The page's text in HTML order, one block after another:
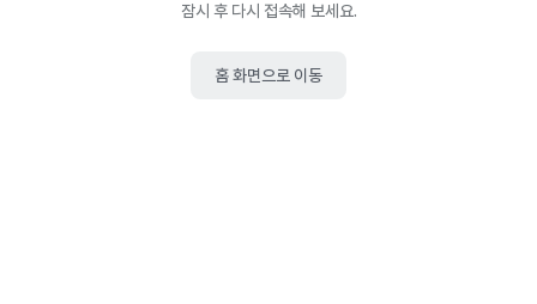
잠시 후 다시 접속해 보세요.
홈 화면으로 이동